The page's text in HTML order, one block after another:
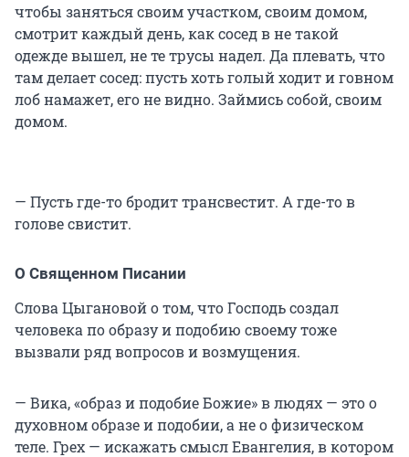
чтобы заняться своим участком, своим домом,
смотрит каждый день, как сосед в не такой
одежде вышел, не те трусы надел. Да плевать, что
там делает сосед: пусть хоть голый ходит и говном
лоб намажет, его не видно. Займись собой, своим
домом.
— Пусть где-то бродит трансвестит. А где-то в
голове свистит.
О Священном Писании
Слова Цыгановой о том, что Господь создал
человека по образу и подобию своему тоже
вызвали ряд вопросов и возмущения.
— Вика, «образ и подобие Божие» в людях — это о
духовном образе и подобии, а не о физическом
теле. Грех — искажать смысл Евангелия, в котором